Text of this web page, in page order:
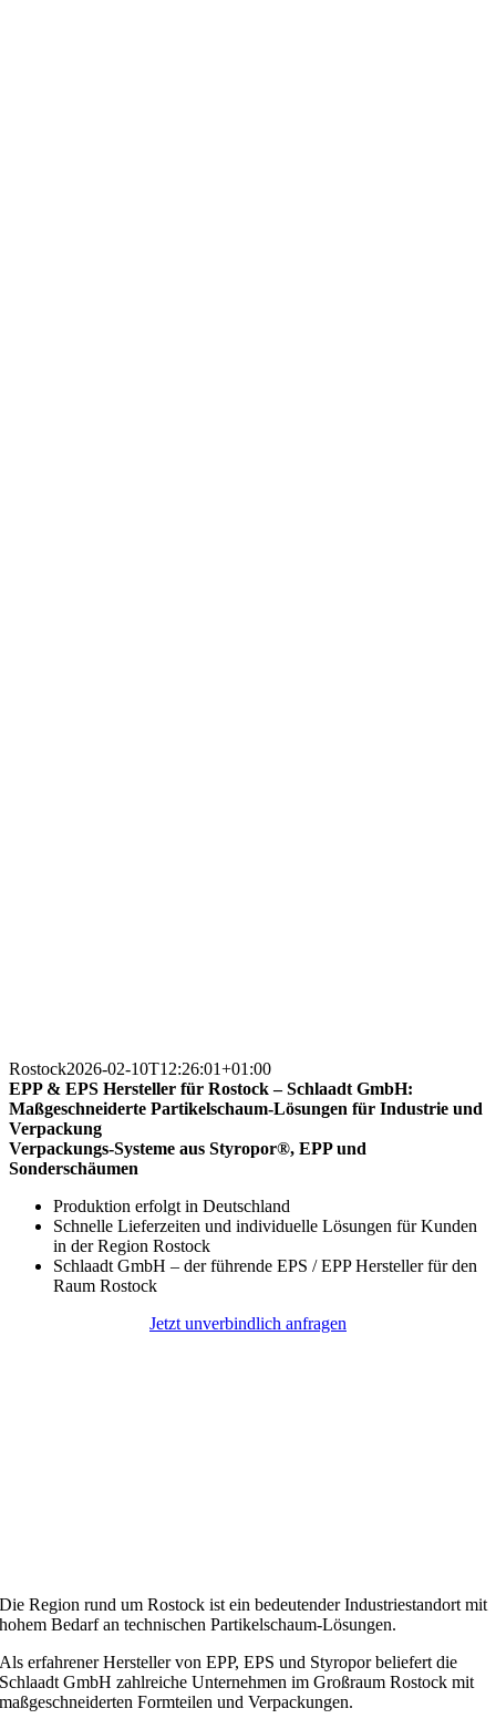
Rostock2026-02-10T12:26:01+01:00
EPP & EPS Hersteller für Rostock – Schlaadt GmbH:
Maßgeschneiderte Partikelschaum-Lösungen für Industrie und
Verpackung
Verpackungs-Systeme aus Styropor®, EPP und
Sonderschäumen
Produktion erfolgt in Deutschland
Schnelle Lieferzeiten und individuelle Lösungen für Kunden
in der Region Rostock
Schlaadt GmbH – der führende EPS / EPP Hersteller für den
Raum Rostock
Jetzt unverbindlich anfragen
Die Region rund um Rostock ist ein bedeutender Industriestandort mit
hohem Bedarf an technischen Partikelschaum-Lösungen.
Als erfahrener Hersteller von EPP, EPS und Styropor beliefert die
Schlaadt GmbH zahlreiche Unternehmen im Großraum Rostock mit
maßgeschneiderten Formteilen und Verpackungen.